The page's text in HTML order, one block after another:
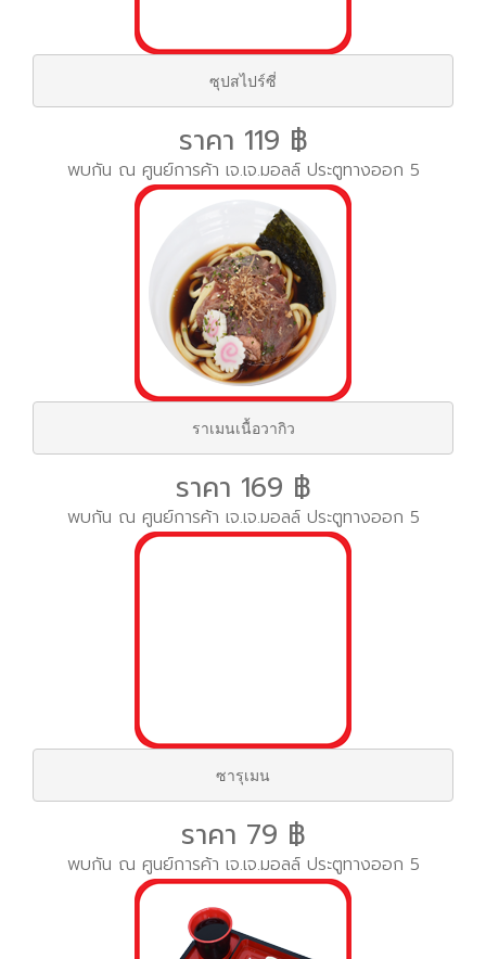
ซุปสไปร์ซี่
ราคา 119 ฿
พบกัน ณ ศูนย์การค้า เจ.เจ.มอลล์ ประตูทางออก 5
ราเมนเนื้อวากิว
ราคา 169 ฿
พบกัน ณ ศูนย์การค้า เจ.เจ.มอลล์ ประตูทางออก 5
ซารุเมน
ราคา 79 ฿
พบกัน ณ ศูนย์การค้า เจ.เจ.มอลล์ ประตูทางออก 5